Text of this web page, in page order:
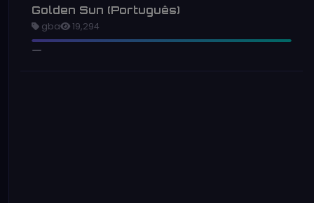
Golden Sun (Português)
gba 19,294